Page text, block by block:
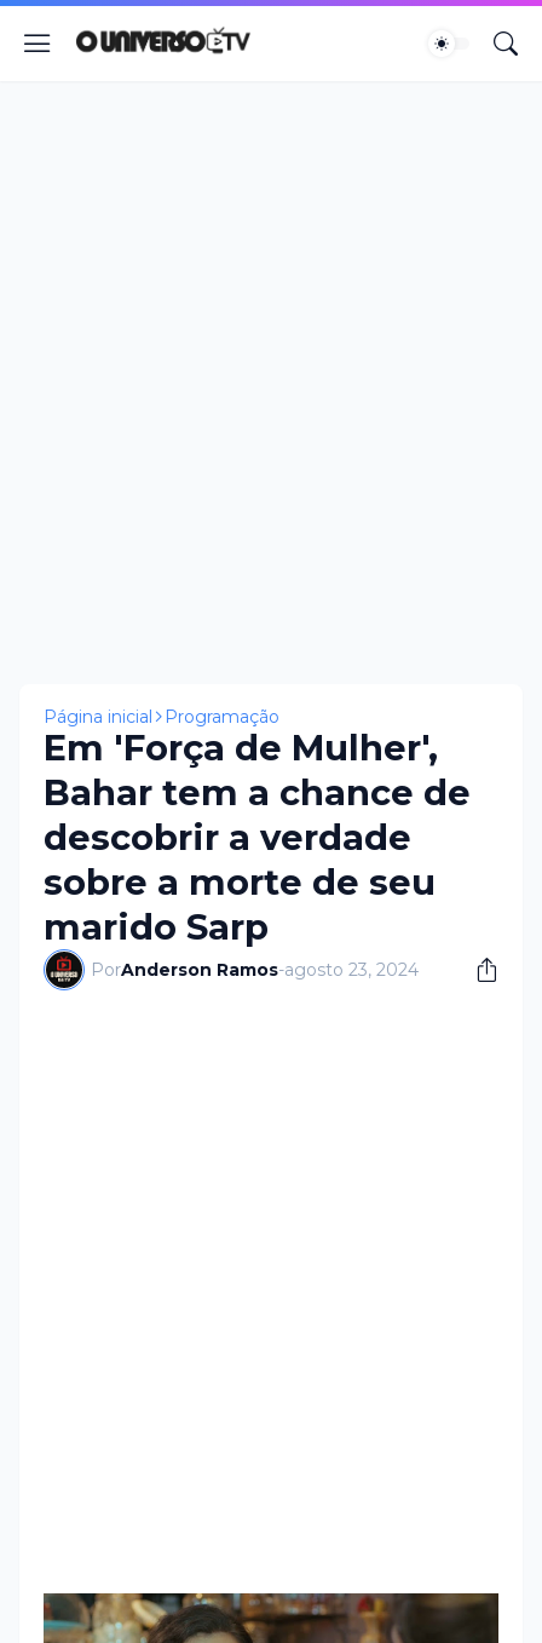
Página inicial Programação
Em 'Força de Mulher',
Bahar tem a chance de
descobrir a verdade
sobre a morte de seu
marido Sarp
PorAnderson Ramos-agosto 23, 2024